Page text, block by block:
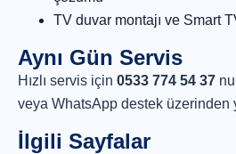
TV duvar montajı ve Smart
Aynı Gün Servis
Hızlı servis için 0533 774 54 37
veya WhatsApp destek üzerinden
İlgili Sayfalar